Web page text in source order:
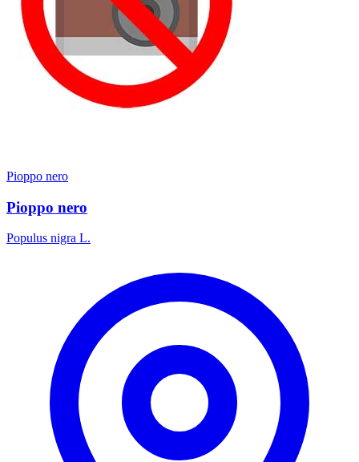
Pioppo nero
Pioppo nero
Populus nigra L.